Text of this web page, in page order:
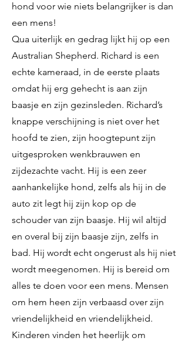
hond voor wie niets belangrijker is dan
een mens!
Qua uiterlijk en gedrag lijkt hij op een
Australian Shepherd. Richard is een
echte kameraad, in de eerste plaats
omdat hij erg gehecht is aan zijn
baasje en zijn gezinsleden. Richard’s
knappe verschijning is niet over het
hoofd te zien, zijn hoogtepunt zijn
uitgesproken wenkbrauwen en
zijdezachte vacht. Hij is een zeer
aanhankelijke hond, zelfs als hij in de
auto zit legt hij zijn kop op de
schouder van zijn baasje. Hij wil altijd
en overal bij zijn baasje zijn, zelfs in
bad. Hij wordt echt ongerust als hij niet
wordt meegenomen. Hij is bereid om
alles te doen voor een mens. Mensen
om hem heen zijn verbaasd over zijn
vriendelijkheid en vriendelijkheid.
Kinderen vinden het heerlijk om